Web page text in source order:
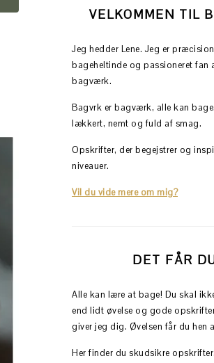
VELKOMMEN TIL
Jeg hedder Lene. Jeg er
bageheltinde og passioneret fan
bagværk.
Bagvrk er bagværk, alle kan
lækkert, nemt og fuld af smag.
Opskrifter, der begejstrer og
niveauer.
Vil du vide mere om mig?
DET FÅR
Alle kan lære at bage! Du skal
end lidt øvelse og gode
giver jeg dig. Øvelsen får du hen
Her finder du skudsikre